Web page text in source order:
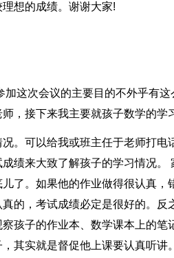
想的成绩。谢谢大家!
这次会议的主要目的不外乎有
，接下来我主要就孩子数学的学
。可以给我或班主任于老师打电
绩来大致了解孩子的学习情况。
了。如果他的作业做得很认真，
的，考试成绩必定是很好的。反
孩子的作业本、数学课本上的笔
其实就是督促他上课要认真听讲